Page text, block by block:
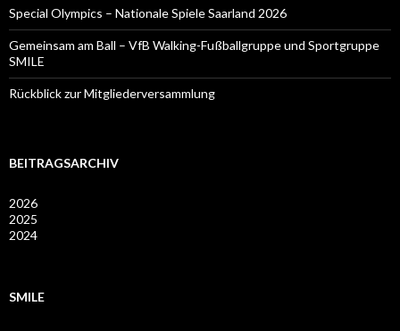
Special Olympics – Nationale Spiele Saarland 2026
Gemeinsam am Ball – VfB Walking-Fußballgruppe und Sportgruppe
SMILE
Rückblick zur Mitgliederversammlung
BEITRAGSARCHIV
2026
2025
2024
SMILE